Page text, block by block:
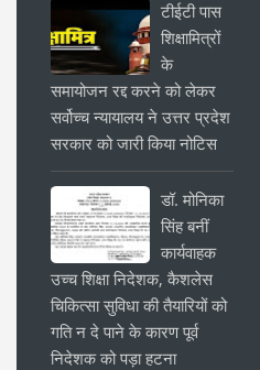
टीईटी पास
शिक्षामित्रों
के
समायोजन रद्द करने को लेकर
सर्वोच्च न्यायालय ने उत्तर प्रदेश
सरकार को जारी किया नोटिस
डॉ. मोनिका
सिंह बनीं
कार्यवाहक
उच्च शिक्षा निदेशक, कैशलेस
चिकित्सा सुविधा की तैयारियों को
गति न दे पाने के कारण पूर्व
निदेशक को पड़ा हटना